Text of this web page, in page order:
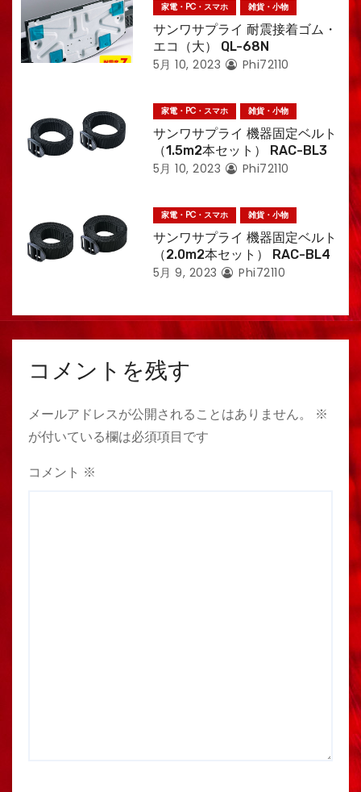
家電・PC・スマホ 雑貨・小物
サンワサプライ 耐震接着ゴム・
エコ（大） QL-68N
5月 10, 2023 Phi72110
家電・PC・スマホ 雑貨・小物
サンワサプライ 機器固定ベルト
（1.5m2本セット） RAC-BL3
5月 10, 2023 Phi72110
家電・PC・スマホ 雑貨・小物
サンワサプライ 機器固定ベルト
（2.0m2本セット） RAC-BL4
5月 9, 2023 Phi72110
コメントを残す
メールアドレスが公開されることはありません。
※
が付いている欄は必須項目です
コメント ※